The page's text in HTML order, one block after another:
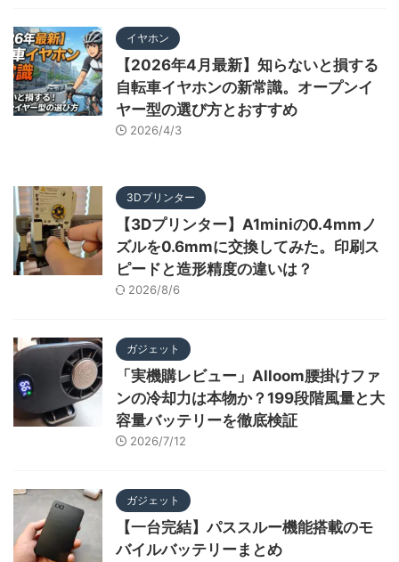
イヤホン
【2026年4月最新】知らないと損する
自転車イヤホンの新常識。オープンイ
ヤー型の選び方とおすすめ
2026/4/3
3Dプリンター
【3Dプリンター】A1miniの0.4mmノ
ズルを0.6mmに交換してみた。印刷ス
ピードと造形精度の違いは？
2026/8/6
ガジェット
「実機購レビュー」Alloom腰掛けファ
ンの冷却力は本物か？199段階風量と大
容量バッテリーを徹底検証
2026/7/12
ガジェット
【一台完結】パススルー機能搭載のモ
バイルバッテリーまとめ